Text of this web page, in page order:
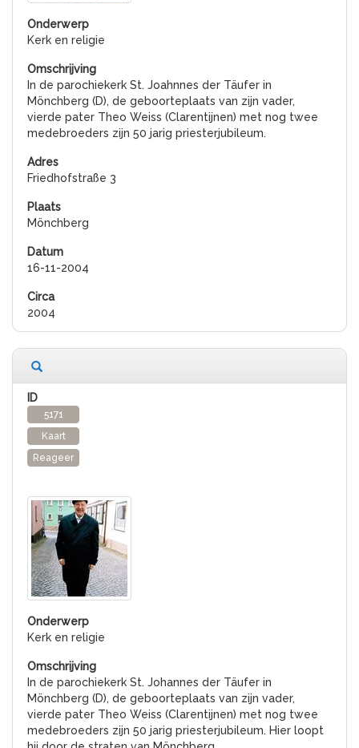
Kerk en religie
In de parochiekerk St. Joahnnes der Täufer in
Mönchberg (D), de geboorteplaats van zijn vader,
vierde pater Theo Weiss (Clarentijnen) met nog twee
medebroeders zijn 50 jarig priesterjubileum.
Friedhofstraße 3
Mönchberg
16-11-2004
2004
5171
Kaart
Reageer
Kerk en religie
In de parochiekerk St. Johannes der Täufer in
Mönchberg (D), de geboorteplaats van zijn vader,
vierde pater Theo Weiss (Clarentijnen) met nog twee
medebroeders zijn 50 jarig priesterjubileum. Hier loopt